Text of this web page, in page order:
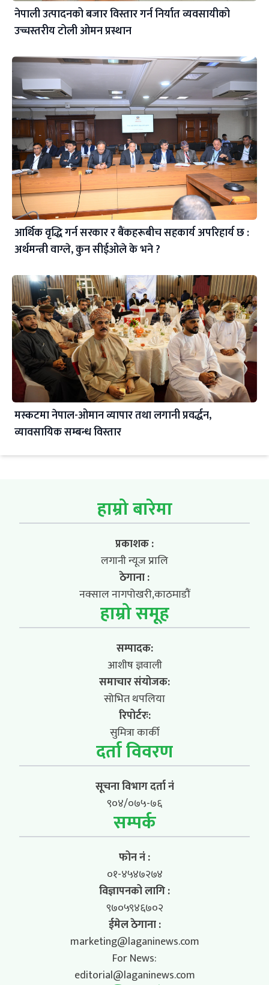
नेपाली उत्पादनको बजार विस्तार गर्न निर्यात व्यवसायीको
उच्चस्तरीय टोली ओमन प्रस्थान
आर्थिक वृद्धि गर्न सरकार र बैंकहरूबीच सहकार्य अपरिहार्य छ :
अर्थमन्त्री वाग्ले, कुन सीईओले के भने ?
मस्कटमा नेपाल-ओमान व्यापार तथा लगानी प्रवर्द्धन,
व्यावसायिक सम्बन्ध विस्तार
हाम्रो बारेमा
प्रकाशक :
लगानी न्यूज प्रालि
ठेगाना :
नक्साल नागपोखरी,काठमाडौं
हाम्रो समूह
सम्पादक:
आशीष ज्ञवाली
समाचार संयोजक:
सोभित थपलिया
रिपोर्टरः:
सुमित्रा कार्की
दर्ता विवरण
सूचना विभाग दर्ता नं
९०४/०७५-७६
सम्पर्क
फोन नं :
०१-४५४७२७४
विज्ञापनको लागि :
९७०५९४६७०२
ईमेल ठेगाना :
marketing@laganinews.com
For News:
editorial@laganinews.com